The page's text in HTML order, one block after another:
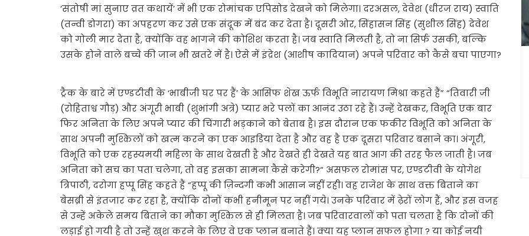
’संतोषी मां सुनाए व्रत कथायें’ में भी एक रोमांचक एपिसोड देखने को मिलेगा। दरअसल, देवेश (धीरज राय) स्वाति
(तन्वी डोगरा) का अपहरण कर उसे एक संदूक में बंद कर देता है। दूसरी ओर, सिंहासन सिंह (सुशील सिंह) देवेश
को गोली मार देता है, क्योंकि वह भागने की कोशिश करता है। जब स्वाति मिलती है, तो ना सिर्फ उसकी, बल्कि
उसके होने वाले बच्चे की जान भी खतरे में है। ऐसे में इंद्रेश (आशीष कादियान) अपने परिवार को कैसे बचा पाएगा?
ट्रैक के बारे में एण्डटीवी के ‘भाबीजी घर पर हैं’ के आसिफ शेख ऊर्फ विभूति नारायण मिश्रा कहते हैं” “तिवारी जी
(रोहिताश्व गौड़) और अंगूरी भाबी (शुभांगी अत्रे) प्यार भरे पलों का आनंद उठा रहे हैं। उन्हें देखकर, विभूति एक बार
फिर अनिता के लिए अपने प्यार की चिंगारी भड़काने को बेताब है। इस दौरान एक फकीर विभूति को अनिता के
साथ अपनी मुश्किलों को खत्म करने का एक आइडिया देता है और वह है एक दूसरा परिवार बसाने का। अंगूरी,
विभूति को एक रहस्यमयी महिला के साथ देखती है और देखते ही देखते यह बात आग की तरह फैल जाती है। जब
अनिता को सच का पता चलेगा, तो वह इसका सामना कैसे करेगी?“ असफल रोमांस पर, एण्डटीवी के योगेश
त्रिपाठी, दरोगा हप्पू सिंह कहते हैं “हप्पू की ज़िन्दगी कभी आसान नहीं रही। वह राजेश के साथ वक्त बिताने का
बेसब्री से इंतजार कर रहा है, क्योंकि दोनों कभी हनीमून पर नहीं गये। उनके परिवार में ढ़ेरों लोग हैं, और इस वजह
से उन्हें अकेले समय बिताने का मौका मुश्किल से ही मिलता है। जब परिवारवालों को पता चलता है कि दोनों की
लड़ाई हो गयी है तो उन्हें खुश करने के लिए वे एक प्लान बनाते हैं। क्या यह प्लान सफल होगा ? या कोई नयी